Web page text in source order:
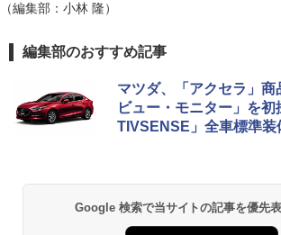
（編集部：小林 隆）
編集部のおすすめ記事
マツダ、「アクセラ」商
ビュー・モニター」を
TIVSENSE」全車標準装
Google 検索で当サイトの記事を優先